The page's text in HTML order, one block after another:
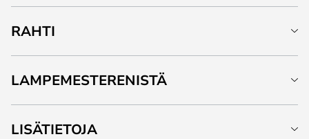
RAHTI
LAMPEMESTERENISTÄ
LISÄTIETOJA